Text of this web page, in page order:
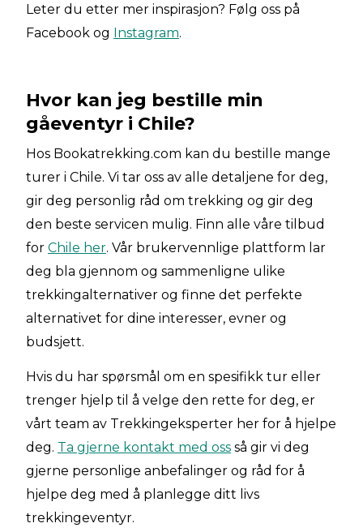
Leter du etter mer inspirasjon? Følg oss på
Facebook og Instagram.
Hvor kan jeg bestille min
gåeventyr i Chile?
Hos Bookatrekking.com kan du bestille mange
turer i Chile. Vi tar oss av alle detaljene for deg,
gir deg personlig råd om trekking og gir deg
den beste servicen mulig. Finn alle våre tilbud
for Chile her. Vår brukervennlige plattform lar
deg bla gjennom og sammenligne ulike
trekkingalternativer og finne det perfekte
alternativet for dine interesser, evner og
budsjett.
Hvis du har spørsmål om en spesifikk tur eller
trenger hjelp til å velge den rette for deg, er
vårt team av Trekkingeksperter her for å hjelpe
deg. Ta gjerne kontakt med oss så gir vi deg
gjerne personlige anbefalinger og råd for å
hjelpe deg med å planlegge ditt livs
trekkingeventyr.